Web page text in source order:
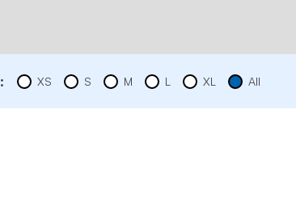
XS S M L XL All